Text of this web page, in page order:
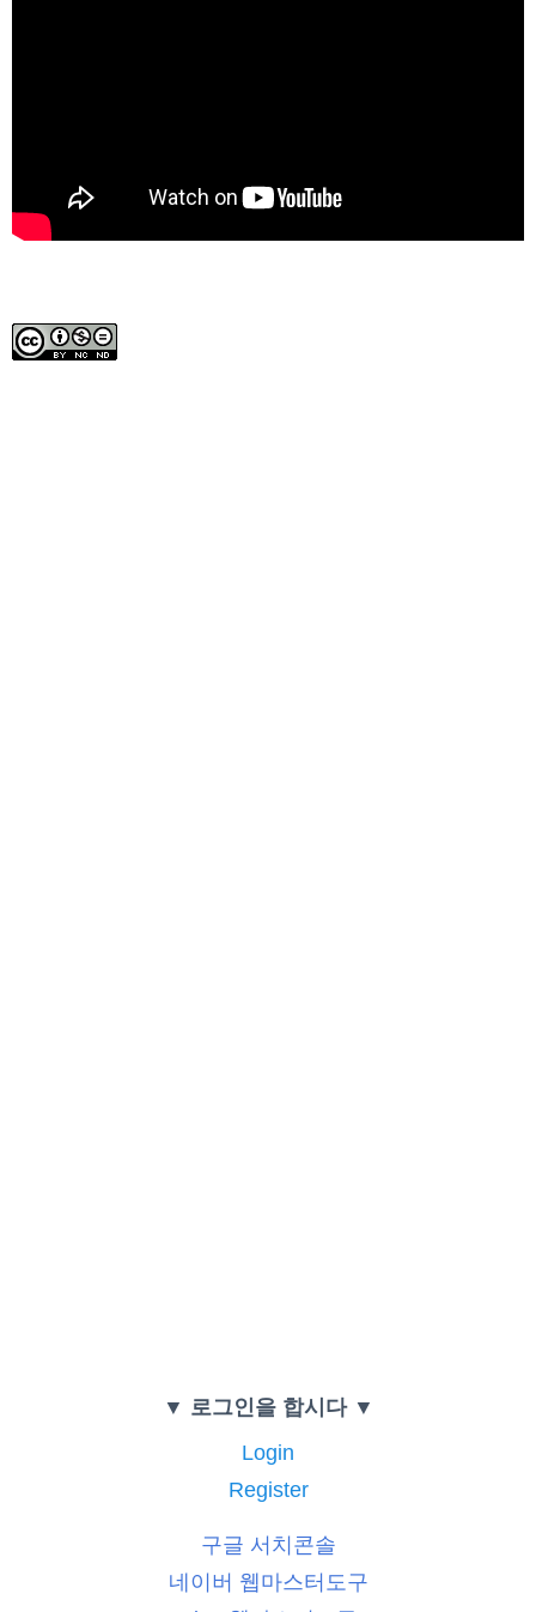
▼ 로그인을 합시다 ▼
Login
Register
구글 서치콘솔
네이버 웹마스터도구